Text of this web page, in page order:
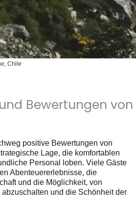
Chile
Bewertungen von
positive Bewertungen von
Lage, die komfortablen
Personal loben. Viele Gäste
Abenteuererlebnisse, die
und die Möglichkeit, von
und die Schönheit der